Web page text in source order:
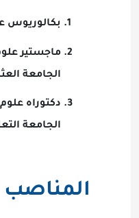
بكالوريوس علوم
الجامعة
الجامعة